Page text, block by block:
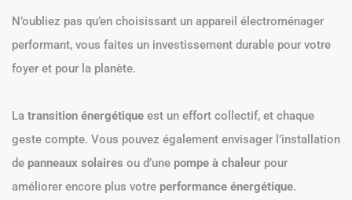
N’oubliez pas qu’en choisissant un appareil électroménager
performant, vous faites un investissement durable pour votre
foyer et pour la planète.
La transition énergétique est un effort collectif, et chaque
geste compte. Vous pouvez également envisager l’installation
de panneaux solaires ou d’une pompe à chaleur pour
améliorer encore plus votre performance énergétique.